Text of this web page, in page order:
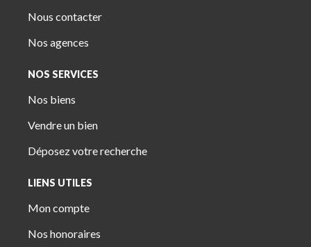
Nous contacter
Nos agences
NOS SERVICES
Nos biens
Vendre un bien
Déposez votre recherche
LIENS UTILES
Mon compte
Nos honoraires